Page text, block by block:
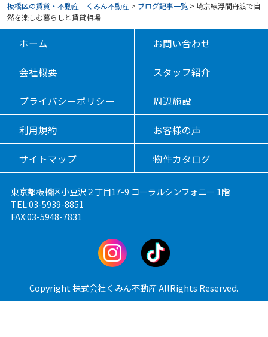
板橋区の賃貸・不動産｜くみん不動産 > ブログ記事一覧 > 埼京線浮間舟渡で自
然を楽しむ暮らしと賃貸相場
ホーム お問い合わせ
会社概要 スタッフ紹介
プライバシーポリシー 周辺施設
利用規約 お客様の声
サイトマップ 物件カタログ
東京都板橋区小豆沢２丁目17-9 コーラルシンフォニー 1階
TEL:03-5939-8851
FAX:03-5948-7831
Copyright 株式会社くみん不動産 AllRights Reserved.